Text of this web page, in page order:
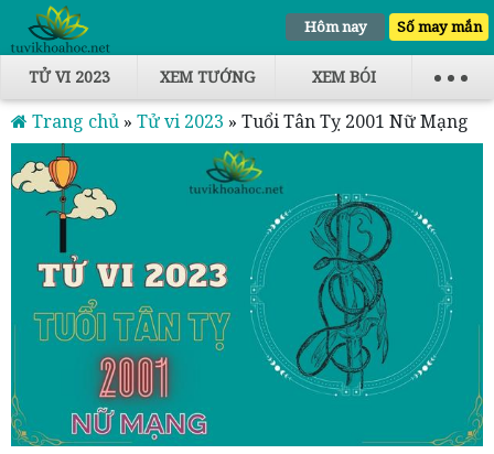
Hôm nay Số may mắn
TỬ VI 2023 XEM TƯỚNG XEM BÓI
Trang chủ » Tử vi 2023 » Tuổi Tân Tỵ 2001 Nữ Mạng